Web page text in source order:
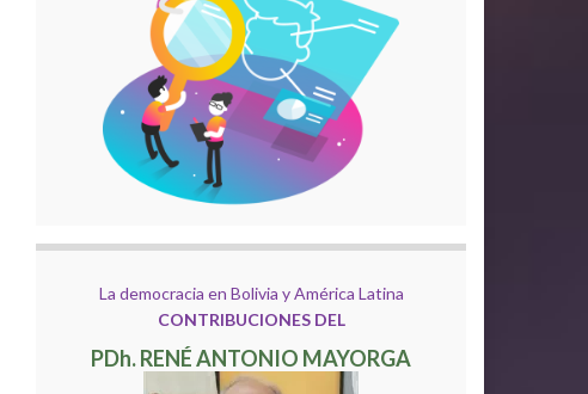
La democracia en Bolivia y América Latina
CONTRIBUCIONES DEL
PDh. RENÉ ANTONIO MAYORGA